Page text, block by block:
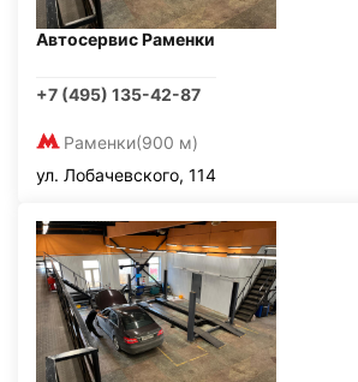
Автосервис Раменки
+7 (495) 135-42-87
Раменки(900 м)
ул. Лобачевского, 114